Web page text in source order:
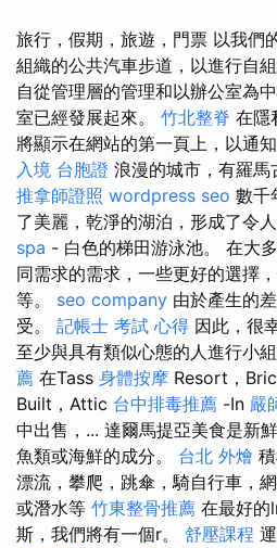
旅行，假期，旅遊，門票 以我們
組織的公共汽車步道，以進行自
自從管理層的管理和以辦公室為
室已經發展起來。 竹北整脊 在隱
將顯示在網站的第一頁上，以通
入境 台胞證 浪漫的城市，有羅馬
推拿師證照 wordpress seo 數千
了美麗，乾淨的湖泊，形成了令
spa - 白色的梯田游泳池。 在大
同需求的需求，一些更好的選擇
等。 seo company 由於產生的
受。 記帳士 考試 心得 因此，很
至少與具有類似心態的人進行小
薦 在Tass 身體按摩 Resort，
Built，Attic 台中排毒推薦 -In 嚴
中出售，... 達爾馬提亞美食是新
魚類或海鮮的成分。 台北 外燴
漂流，攀爬，跳傘，騎自行車，
或潛水等 竹東整骨推薦 在最好的
斯，我們將有一個r。 舒壓課程